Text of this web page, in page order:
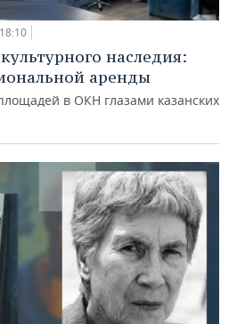
наследия:
аренды
в ОКН глазами казанских